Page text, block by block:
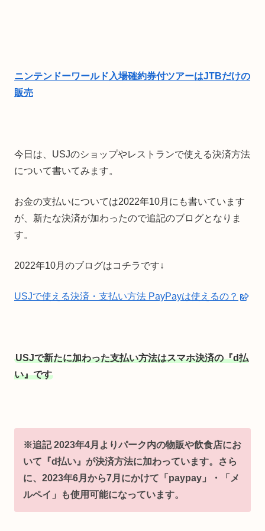
ニンテンドーワールド入場確約券付ツアーはJTBだけの
販売
今日は、USJのショップやレストランで使える決済方法
について書いてみます。
お金の支払いについては2022年10月にも書いています
が、新たな決済が加わったので追記のブログとなりま
す。
2022年10月のブログはコチラです↓
USJで使える決済・支払い方法 PayPayは使えるの？
USJで新たに加わった支払い方法はスマホ決済の『d払
い』です
※追記 2023年4月よりパーク内の物販や飲食店にお
いて『d払い』が決済方法に加わっています。さら
に、2023年6月から7月にかけて「paypay」・「メ
ルペイ」も使用可能になっています。